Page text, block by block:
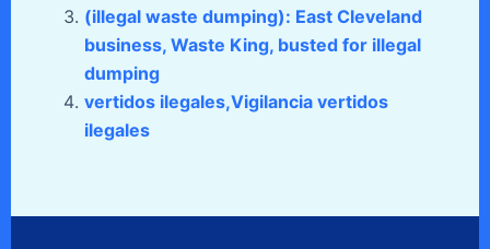
(illegal waste dumping): East Cleveland
business, Waste King, busted for illegal
dumping
vertidos ilegales,Vigilancia vertidos
ilegales